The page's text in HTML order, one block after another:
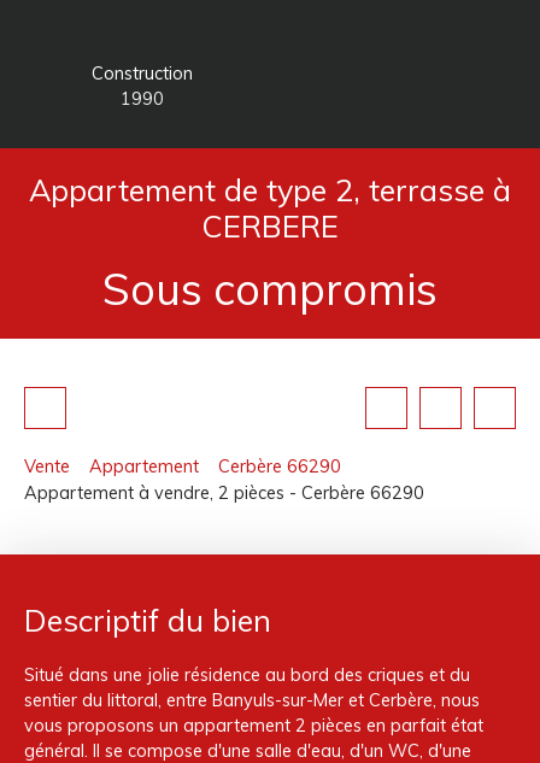
Construction
1990
Appartement de type 2, terrasse à
CERBERE
Sous compromis
Vente Appartement
Cerbère 66290
Appartement à vendre, 2 pièces - Cerbère 66290
Descriptif du bien
Situé dans une jolie résidence au bord des criques et du
sentier du littoral, entre Banyuls-sur-Mer et Cerbère, nous
vous proposons un appartement 2 pièces en parfait état
général. Il se compose d'une salle d'eau, d'un WC, d'une